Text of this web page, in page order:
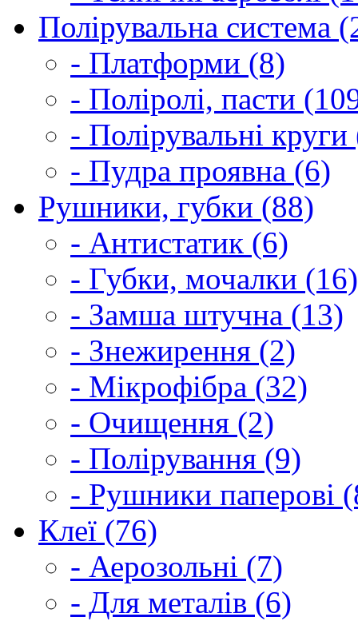
Полірувальна система
- Платформи (8)
- Поліролі, пасти
- Полірувальні
- Пудра проявна (6)
Рушники, губки (88)
- Антистатик (6)
- Губки, мочалки (16)
- Замша штучна (13)
- Знежирення (2)
- Мікрофібра (32)
- Очищення (2)
- Полірування (9)
- Рушники паперові
Клеї (76)
- Аерозольні (7)
- Для металів (6)